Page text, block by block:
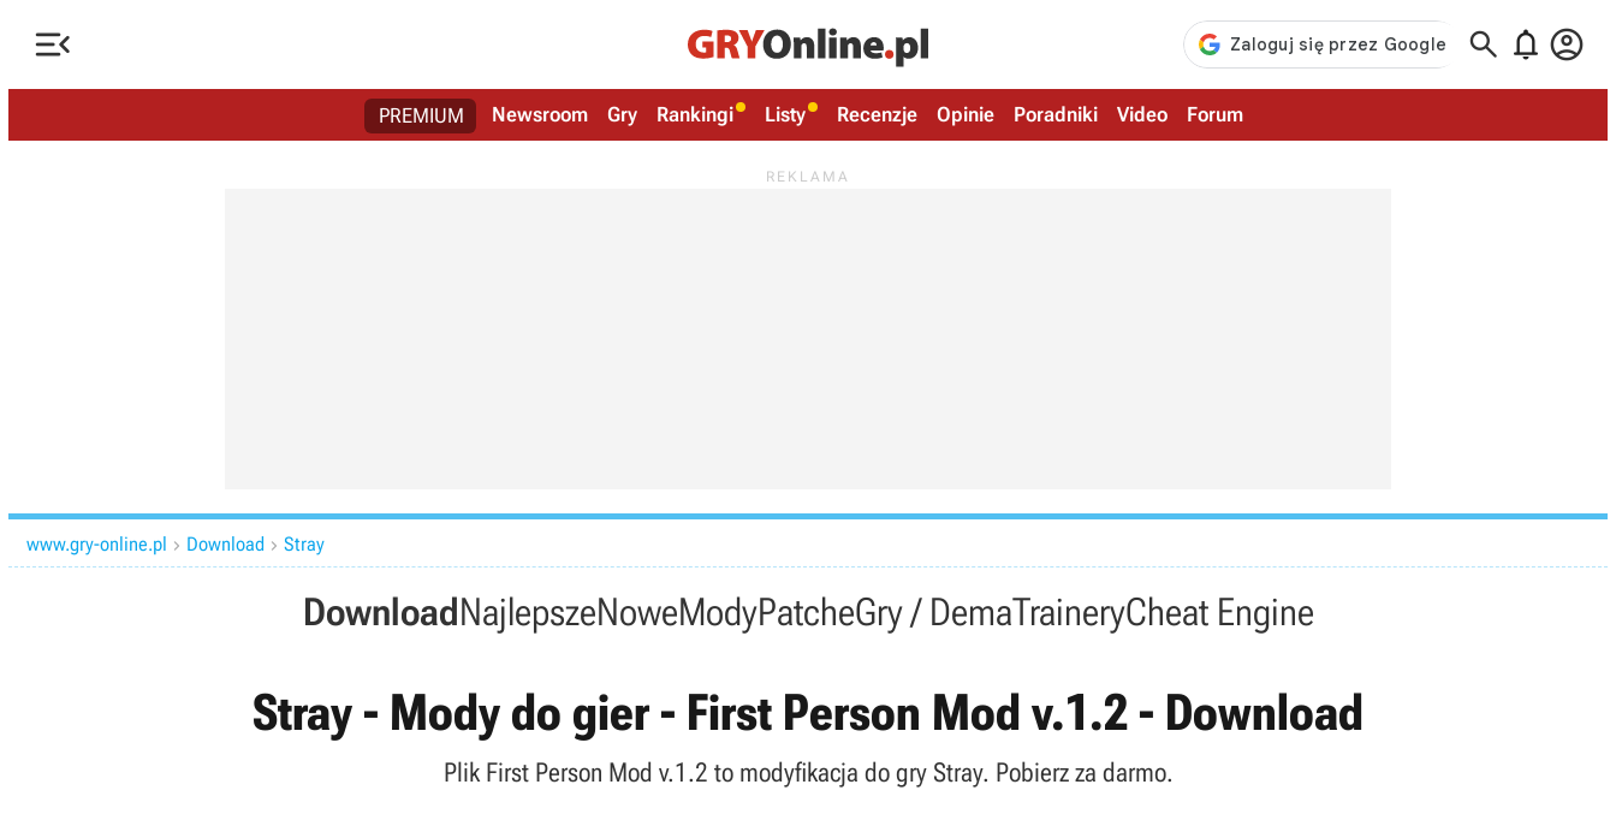
   
PREMIUM Newsroom Gry Rankingi Listy Recenzje Opinie Poradniki Video Forum
www.gry-online.pl  Download  Stray
DownloadNajlepszeNoweModyPatcheGry / DemaTraineryCheat Engine
Stray - Mody do gier - First Person Mod v.1.2 - Download
Plik First Person Mod v.1.2 to modyfikacja do gry Stray. Pobierz za darmo.